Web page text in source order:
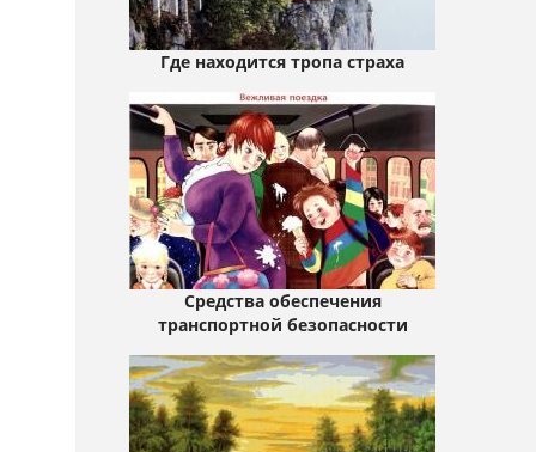
Где находится тропа страха
Средства обеспечения
транспортной безопасности